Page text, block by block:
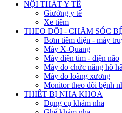
NỘI THẤT Y TẾ
Giường y tế
Xe tiêm
THEO DÕI - CHĂM SÓC
Bơm tiêm điện - máy
Máy X-Quang
Máy điện tim - điện não
Máy đo chức năng hô
Máy đo loãng xương
Monitor theo dõi bệnh
THIẾT BỊ NHA KHOA
Dụng cụ khám nha